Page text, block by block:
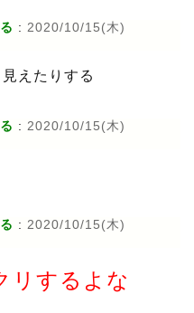
: 2020/10/15(木)
えたりする
: 2020/10/15(木)
: 2020/10/15(木)
リするよな